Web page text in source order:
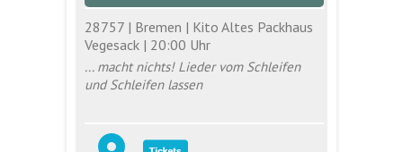
28757 | Bremen | Kito Altes Packhaus
Vegesack | 20:00 Uhr
... macht nichts! Lieder vom Schleifen
und Schleifen lassen